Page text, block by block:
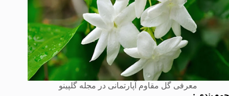
معرفی گل مقاوم آپارتمانی در مجله گلپینو